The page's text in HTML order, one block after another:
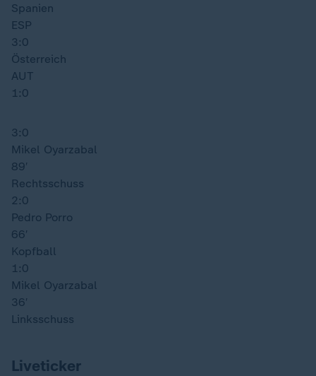
Spanien
ESP
3:0
Österreich
AUT
1:0
3:0
Mikel Oyarzabal
89′
Rechtsschuss
2:0
Pedro Porro
66′
Kopfball
1:0
Mikel Oyarzabal
36′
Linksschuss
Liveticker